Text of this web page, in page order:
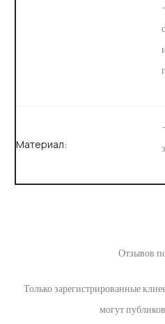
Материал:
О
Отзывов
Только зарегистрированные
могут